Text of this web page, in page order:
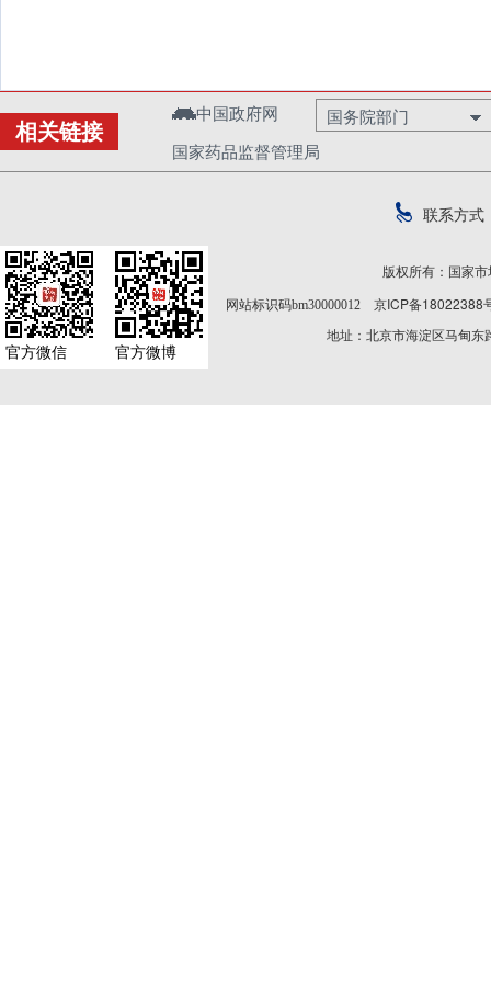
相关链接
中国政府网
国务院部门
国家药品监督管理局
联系方式
版权所有：国家
网站标识码bm30000012 京ICP备18022388
地址：北京市海淀区马甸
官方微信 官方微博